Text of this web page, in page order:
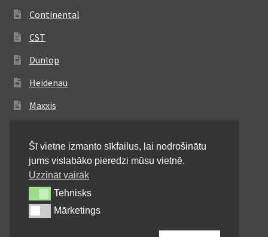
Continental
CST
Dunlop
Heidenau
Maxxis
Michelin
Mitas
Pirelli
Shinko
Šī vietne izmanto sīkfailus, lai nodrošinātu
jums vislabāko pieredzi mūsu vietnē.
Uzzināt vairāk
TehnisksTehnisks
MārketingsMārketings